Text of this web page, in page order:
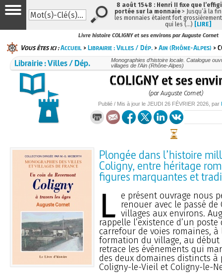
Livre histoire COLIGNY et ses environs par Auguste Cornet
Vous êtes ici :Accueil >Librairie : Villes / Dép. >Ain (Rhône-Alpes) >
Librairie : Villes / Dép.
Monographies d’histoire locale. Catalogue
villages de l’Ain (Rhône-Alpes)
COLIGNY et ses
(par Auguste Cornet)
Publié / Mis à jour le JEUDI 26 FÉVRIER 2026 , par
Plongée dans l’histoire
Coligny, entre héritage
figures marquantes et
L e présent ouvrage nous
renouer avec le passé de
villages aux environs.
rappelle l’existence d’un
carrefour de voies romaines, à
formation du village, au début
retrace les événements qui
des deux domaines distincts à
Coligny-le-Vieil et Coligny-le-
8 août 1548 : Henri II fixe que
portée sur la monnaie > Jusqu’à la
les monnaies étaient fort
qui les (…) [LIRE]